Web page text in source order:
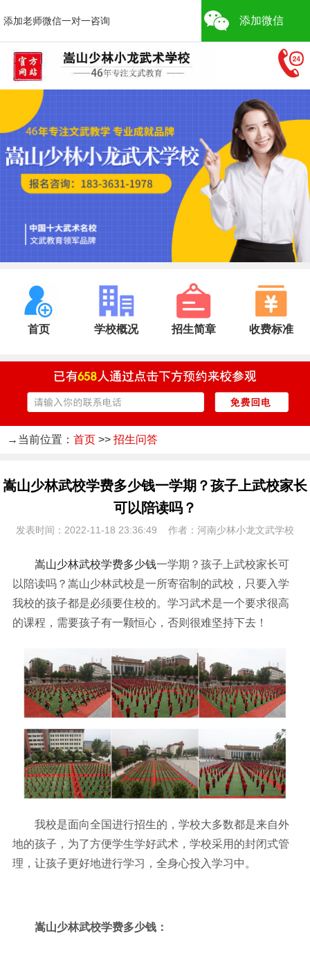
添加老师微信一对一咨询 添加微信
首页 学校概况 招生简章 收费标准
→当前位置： 首页 >> 招生问答
嵩山少林武校学费多少钱一学期？孩子上武校家长
可以陪读吗？
发表时间：2022-11-18 23:36:49 作者：河南少林小龙文武学校
嵩山少林武校学费多少钱一学期？孩子上武校家长可
以陪读吗？嵩山少林武校是一所寄宿制的武校，只要入学
我校的孩子都是必须要住校的。学习武术是一个要求很高
的课程，需要孩子有一颗恒心，否则很难坚持下去！
我校是面向全国进行招生的，学校大多数都是来自外
地的孩子，为了方便学生学好武术，学校采用的封闭式管
理，让孩子更好地进行学习，全身心投入学习中。
嵩山少林武校学费多少钱：